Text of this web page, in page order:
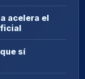
acelera el
sí